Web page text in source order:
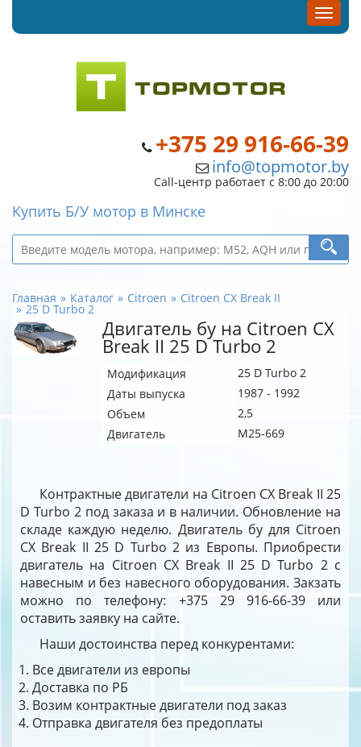
+375 29 916-66-39
info@topmotor.by
Call-центр работает с 8:00 до 20:00
Купить Б/У мотор в Минске
Главная Каталог Citroen Citroen CX Break II
25 D Turbo 2
Двигатель бу на Citroen CX
Break II 25 D Turbo 2
Модификация
25 D Turbo 2
Даты выпуска
1987 - 1992
Объем
2,5
Двигатель
M25-669
Контрактные двигатели на Citroen CX Break II 25
D Turbo 2 под заказа и в наличии. Обновление на
складе каждую неделю. Двигатель бу для Citroen
CX Break II 25 D Turbo 2 из Европы. Приобрести
двигатель на Citroen CX Break II 25 D Turbo 2 с
навесным и без навесного оборудования. Закзать
можно по телефону: +375 29 916-66-39 или
оставить заявку на сайте.
Наши достоинства перед конкурентами:
Все двигатели из европы
Доставка по РБ
Возим контрактные двигатели под заказ
Отправка двигателя без предоплаты